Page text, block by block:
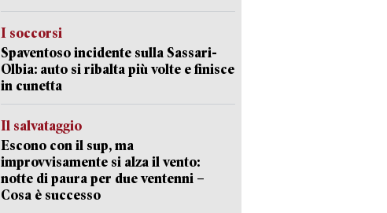
I soccorsi
Spaventoso incidente sulla Sassari-
Olbia: auto si ribalta più volte e finisce
in cunetta
Il salvataggio
Escono con il sup, ma
improvvisamente si alza il vento:
notte di paura per due ventenni –
Cosa è successo